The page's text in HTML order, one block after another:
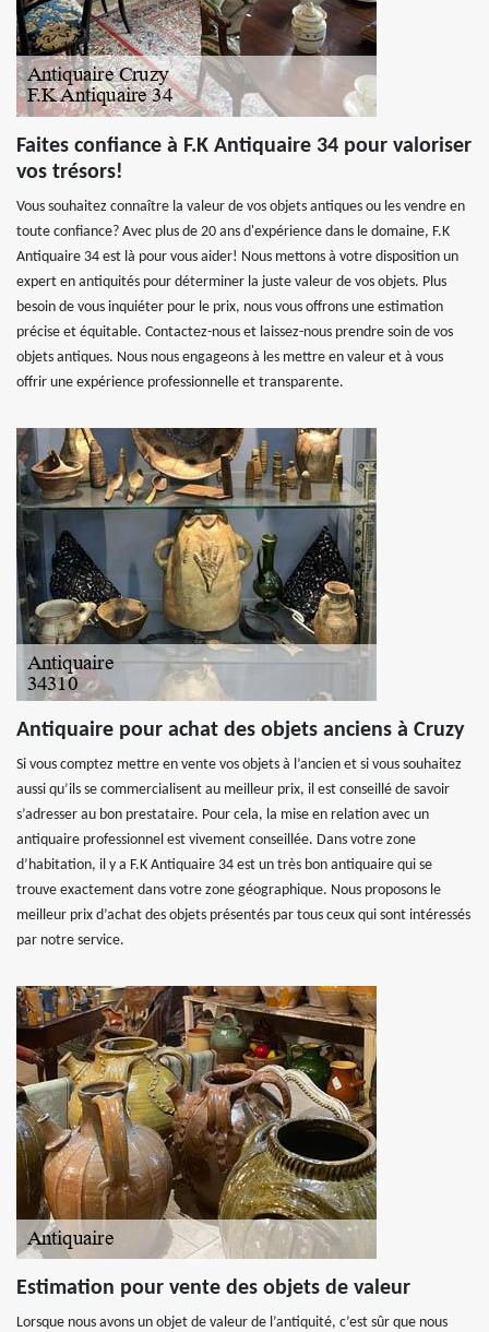
Faites confiance à F.K Antiquaire 34 pour valoriser
vos trésors!
Vous souhaitez connaître la valeur de vos objets antiques ou les vendre en
toute confiance? Avec plus de 20 ans d'expérience dans le domaine, F.K
Antiquaire 34 est là pour vous aider! Nous mettons à votre disposition un
expert en antiquités pour déterminer la juste valeur de vos objets. Plus
besoin de vous inquiéter pour le prix, nous vous offrons une estimation
précise et équitable. Contactez-nous et laissez-nous prendre soin de vos
objets antiques. Nous nous engageons à les mettre en valeur et à vous
offrir une expérience professionnelle et transparente.
Antiquaire pour achat des objets anciens à Cruzy
Si vous comptez mettre en vente vos objets à l’ancien et si vous souhaitez
aussi qu’ils se commercialisent au meilleur prix, il est conseillé de savoir
s’adresser au bon prestataire. Pour cela, la mise en relation avec un
antiquaire professionnel est vivement conseillée. Dans votre zone
d’habitation, il y a F.K Antiquaire 34 est un très bon antiquaire qui se
trouve exactement dans votre zone géographique. Nous proposons le
meilleur prix d’achat des objets présentés par tous ceux qui sont intéressés
par notre service.
Estimation pour vente des objets de valeur
Lorsque nous avons un objet de valeur de l’antiquité, c’est sûr que nous